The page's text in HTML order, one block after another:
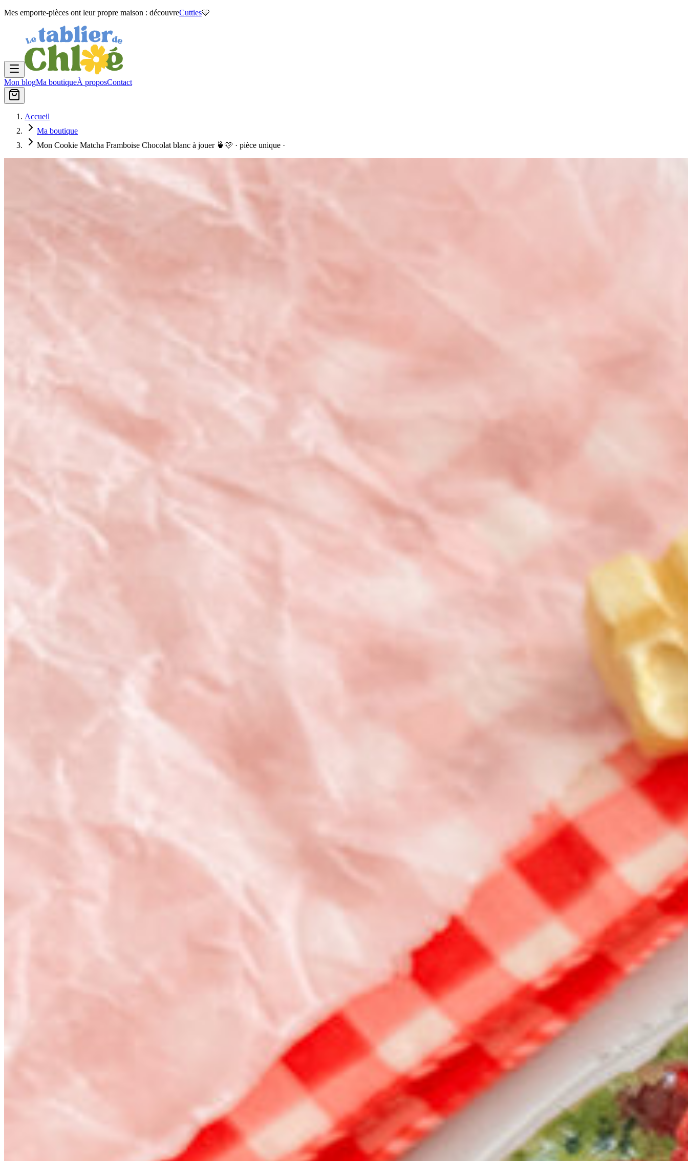
Mes emporte-pièces ont leur propre maison : découvreCutties🩵
Mon blogMa boutiqueÀ proposContact
Accueil
Ma boutique
Mon Cookie Matcha Framboise Chocolat blanc à jouer 🍵🩷 · pièce unique ·